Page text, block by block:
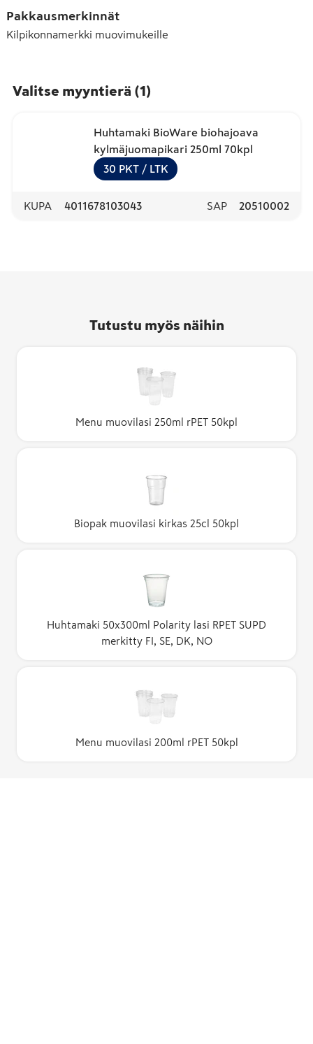
Pakkausmerkinnät
Kilpikonnamerkki muovimukeille
Valitse myyntierä (1)
Huhtamaki BioWare biohajoava
kylmäjuomapikari 250ml 70kpl
30 PKT / LTK
KUPA 4011678103043 SAP 20510002
Tutustu myös näihin
Menu muovilasi 250ml rPET 50kpl
Biopak muovilasi kirkas 25cl 50kpl
Huhtamaki 50x300ml Polarity lasi RPET SUPD
merkitty FI, SE, DK, NO
Menu muovilasi 200ml rPET 50kpl